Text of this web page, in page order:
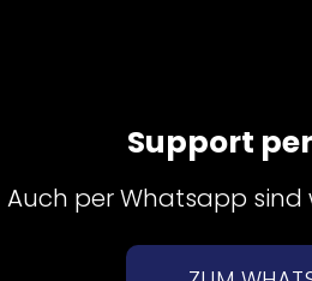
Support
Auch per Whatsapp sind